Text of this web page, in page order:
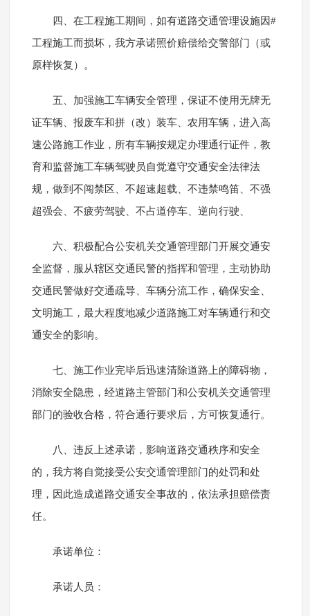
四、在工程施工期间，如有道路交通管理设施因#
工程施工而损坏，我方承诺照价赔偿给交警部门（或
原样恢复）。
五、加强施工车辆安全管理，保证不使用无牌无
证车辆、报废车和拼（改）装车、农用车辆，进入高
速公路施工作业，所有车辆按规定办理通行证件，教
育和监督施工车辆驾驶员自觉遵守交通安全法律法
规，做到不闯禁区、不超速超载、不违禁鸣笛、不强
超强会、不疲劳驾驶、不占道停车、逆向行驶、
六、积极配合公安机关交通管理部门开展交通安
全监督，服从辖区交通民警的指挥和管理，主动协助
交通民警做好交通疏导、车辆分流工作，确保安全、
文明施工，最大程度地减少道路施工对车辆通行和交
通安全的影响。
七、施工作业完毕后迅速清除道路上的障碍物，
消除安全隐患，经道路主管部门和公安机关交通管理
部门的验收合格，符合通行要求后，方可恢复通行。
八、违反上述承诺，影响道路交通秩序和安全
的，我方将自觉接受公安交通管理部门的处罚和处
理，因此造成道路交通安全事故的，依法承担赔偿责
任。
承诺单位：
承诺人员：